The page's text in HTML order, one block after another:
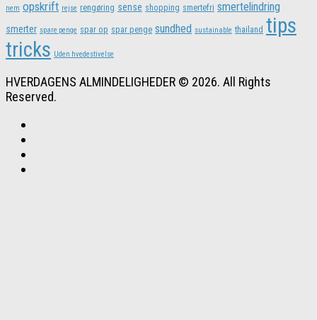
nem opskrift rejse rengøring sense shopping smertefri smertelindring
smerter spare penge spar op spar penge sundhed sustainable thailand tips
tricks Uden hvedestivelse
HVERDAGENS ALMINDELIGHEDER © 2026. All Rights
Reserved.